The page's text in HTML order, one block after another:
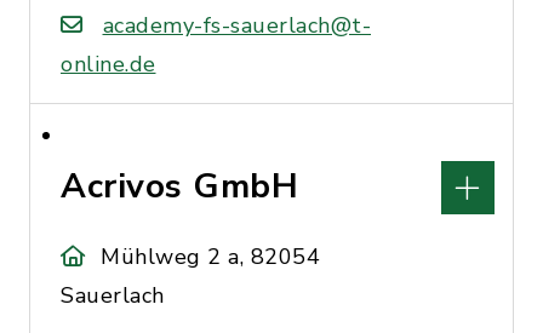
academy-fs-sauerlach@t-
online.de
Acrivos GmbH
Mühlweg 2 a, 82054
Sauerlach